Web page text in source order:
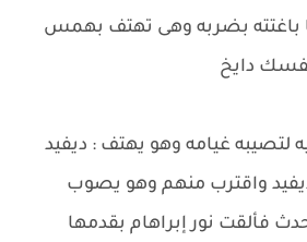
باغتته بضربه وهى تهتف بهمس
دايخ
لتصيبه غيامه وهو يهتف : ديفيد
واقترب منهم وهو يصوب
فألقت نور إبراهام بقدمها